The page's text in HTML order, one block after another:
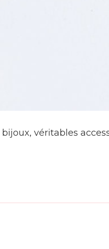
véritables